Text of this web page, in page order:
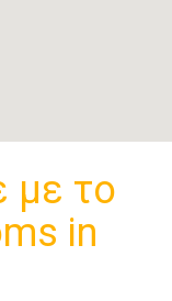
με το
in